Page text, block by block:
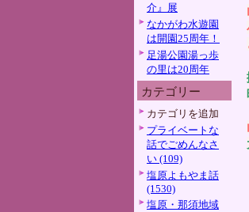
介』展
なかがわ水遊園
は開園25周年！
足湯公園湯っ歩
の里は20周年
カテゴリー
カテゴリを追加
プライベートな
話でごめんなさ
い (109)
塩原よもやま話
(1530)
塩原・那須地域